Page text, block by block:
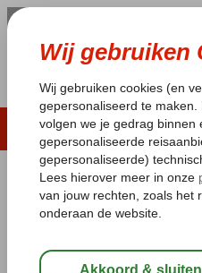
LAST
Pakketgarantie
Home
Spanje Costa del Sol
Bluebay